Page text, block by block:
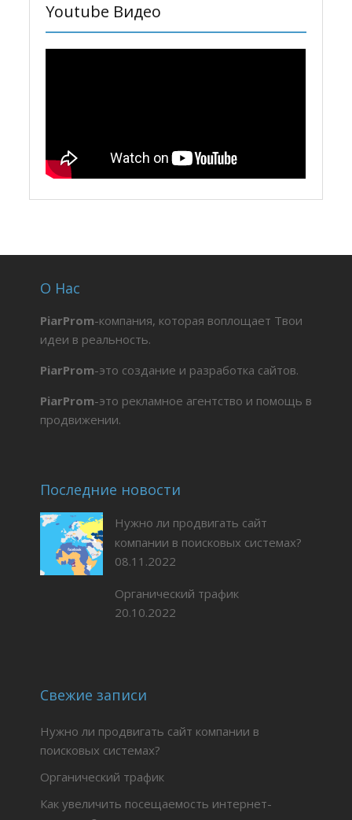
Youtube Видео
О Нас
PiarProm-компания, которая воплощает Твои
идеи в реальность.
PiarProm-это создание и разработка сайтов.
PiarProm-это рекламное агентство и помощь в
продвижении.
Последние новости
Нужно ли продвигать сайт
компании в поисковых системах?
08.11.2022
Органический трафик
20.10.2022
Свежие записи
Нужно ли продвигать сайт компании в
поисковых системах?
Органический трафик
Как увеличить посещаемость интернет-